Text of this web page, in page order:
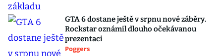
GTA 6 dostane ještě v srpnu nové záběry.
Rockstar oznámil dlouho očekávanou
prezentaci
Poggers